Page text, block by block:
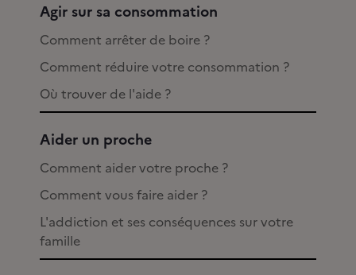
Agir sur sa consommation
Comment arrêter de boire ?
Comment réduire votre consommation ?
Où trouver de l'aide ?
Aider un proche
Comment aider votre proche ?
Comment vous faire aider ?
L'addiction et ses conséquences sur votre
famille